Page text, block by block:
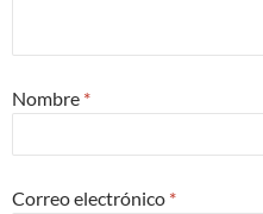
Nombre *
Correo electrónico *